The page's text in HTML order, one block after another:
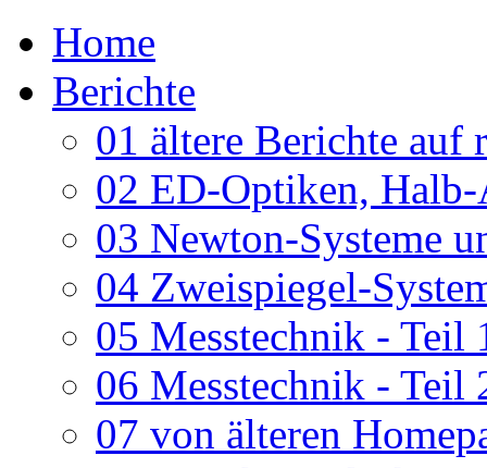
Home
Berichte
01 ältere Berichte auf
02 ED-Optiken, Halb-
03 Newton-Systeme
04 Zweispiegel-
05 Messtechnik - Teil
06 Messtechnik - Teil
07 von älteren